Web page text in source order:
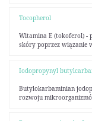
Tocopherol
Witamina E (tokoferol) -
skóry poprzez wiązanie
Iodopropynyl
Butylokarbaminian
rozwoju